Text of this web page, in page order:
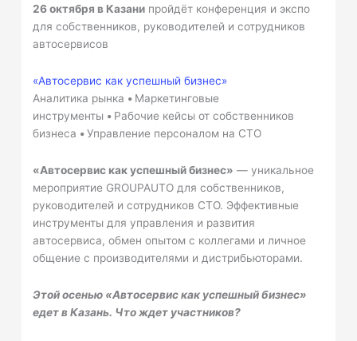
26 октября в Казани пройдёт конференция и экспо
для собственников, руководителей и сотрудников
автосервисов
«Автосервис как успешный бизнес»
Аналитика рынка • Маркетинговые
инструменты • Рабочие кейсы от собственников
бизнеса •Управление персоналом на СТО
«Автосервис как успешный бизнес» — уникальное
мероприятие GROUPAUTO для собственников,
руководителей и сотрудников СТО. Эффективные
инструменты для управления и развития
автосервиса, обмен опытом с коллегами и личное
общение с производителями и дистрибьюторами.
Этой осенью «Автосервис как успешный бизнес»
едет в Казань. Что ждет участников?